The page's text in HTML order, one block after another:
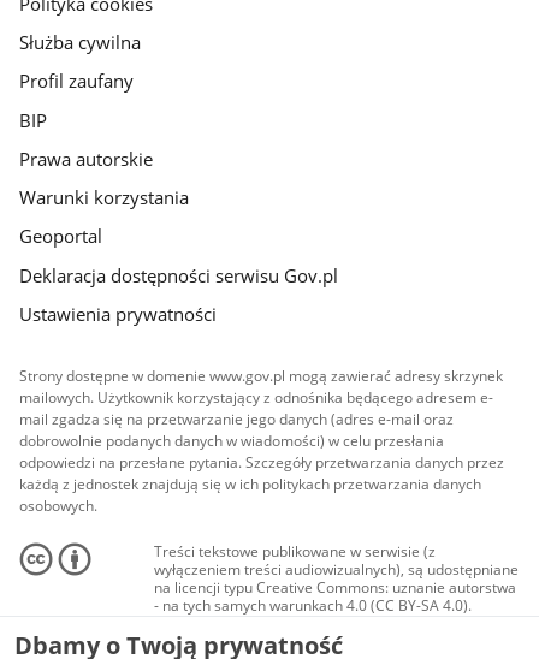
Służba cywilna
Profil zaufany
BIP
Prawa autorskie
Warunki korzystania
Geoportal
Deklaracja dostępności serwisu Gov.pl
Ustawienia prywatności
Strony dostępne w domenie www.gov.pl mogą zawierać adresy skrzynek
mailowych. Użytkownik korzystający z odnośnika będącego adresem e-
mail zgadza się na przetwarzanie jego danych (adres e-mail oraz
dobrowolnie podanych danych w wiadomości) w celu przesłania
odpowiedzi na przesłane pytania. Szczegóły przetwarzania danych przez
każdą z jednostek znajdują się w ich politykach przetwarzania danych
osobowych.
Treści tekstowe publikowane w serwisie (z
wyłączeniem treści audiowizualnych), są udostępniane
na licencji typu Creative Commons: uznanie autorstwa
- na tych samych warunkach 4.0 (CC BY-SA 4.0).
Materiały audiowizualne, w tym zdjęcia, materiały
audio i wideo, są udostępniane na licencji typu
Dbamy o Twoją prywatność